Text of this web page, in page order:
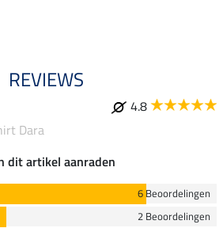
REVIEWS
4.8
Dara
dit artikel aanraden
6 Beoordelingen
2 Beoordelingen